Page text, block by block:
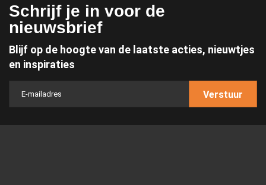
Schrijf je in voor de
nieuwsbrief
Blijf op de hoogte van de laatste acties, nieuwtjes
en inspiraties
Verstuur